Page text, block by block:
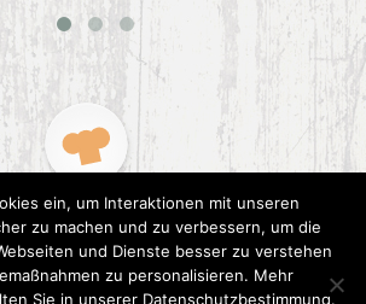
ein, um Interaktionen mit unseren
zu machen und zu verbessern, um die
und Dienste besser zu verstehen
zu personalisieren. Mehr
Sie in unserer Datenschutzbestimmung.